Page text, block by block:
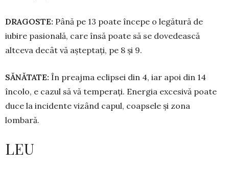
DRAGOSTE: Până pe 13 poa­te începe o legătură de
iubire pasio­na­lă, care însă poate să se dove­deas­că
altceva decât vă așteptați, pe 8 și 9.
SĂNĂTATE: În preajma eclipsei din 4, iar apoi din 14
încolo, e cazul să vă temperați. Energia excesivă poate
duce la incidente vizând ca­pul, coapsele și zona
lombară.
LEU